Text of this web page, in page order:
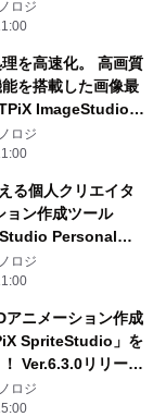
導入～
ロジ
を高速化。 高画質
を搭載した画像最
ImageStudio
ロジ
る個人クリエイタ
ョン作成ツール
Personal」
ロジ
アニメーション作成
SpriteStudio」を
Ver.6.3.0リリース
ペーンを実施
ロジ